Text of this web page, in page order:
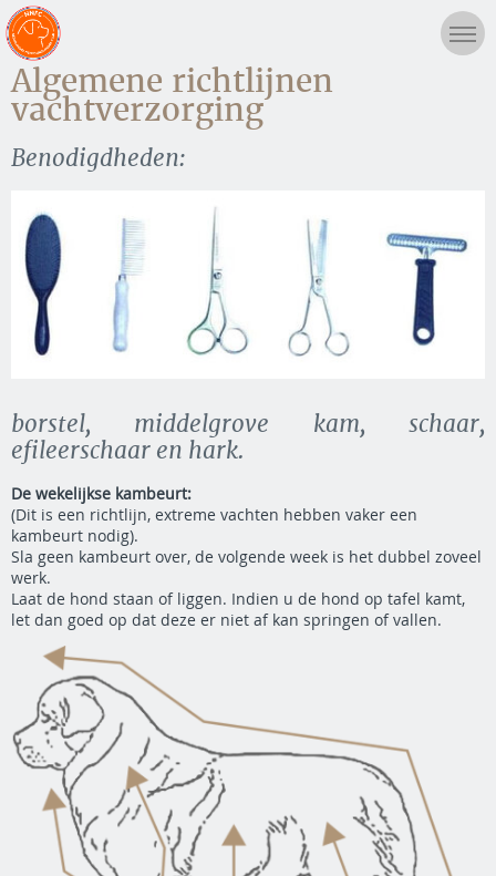
Algemene richtlijnen
vachtverzorging
Benodigdheden:
borstel, middelgrove kam, schaar,
efileerschaar en hark.
De wekelijkse kambeurt:
(Dit is een richtlijn, extreme vachten hebben vaker een
kambeurt nodig).
Sla geen kambeurt over, de volgende week is het dubbel zoveel
werk.
Laat de hond staan of liggen. Indien u de hond op tafel kamt,
let dan goed op dat deze er niet af kan springen of vallen.